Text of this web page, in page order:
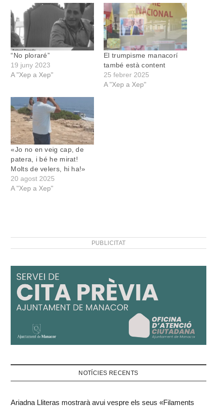
“No ploraré”
19 juny 2023
A "Xep a Xep"
El trumpisme manacorí
també està content
25 febrer 2025
A "Xep a Xep"
«Jo no en veig cap, de
patera, i bé he mirat!
Molts de velers, hi ha!»
20 agost 2025
A "Xep a Xep"
PUBLICITAT
NOTÍCIES RECENTS
Ariadna Lliteras mostrarà avui vespre els seus «Filaments